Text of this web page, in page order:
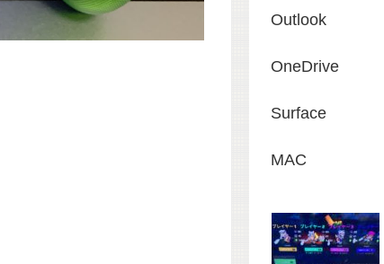
Outlook
OneDrive
Surface
MAC